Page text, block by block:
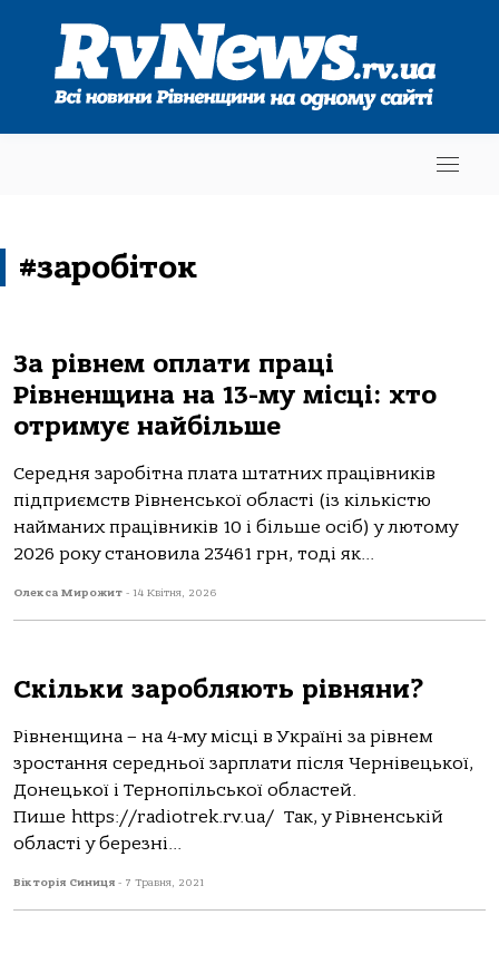
#заробіток
За рівнем оплати праці
Рівненщина на 13-му місці: хто
отримує найбільше
Середня заробітна плата штатних працівників
підприємств Рівненської області (із кількістю
найманих працівників 10 і більше осіб) у лютому
2026 року становила 23461 грн, тоді як...
Олекса Мирожит - 14 Квітня, 2026
Скільки заробляють рівняни?
Рівненщина – на 4-му місці в Україні за рівнем
зростання середньої зарплати після Чернівецької,
Донецької і Тернопільської областей.
Пише https://radiotrek.rv.ua/ Так, у Рівненській
області у березні...
Вікторія Синиця - 7 Травня, 2021